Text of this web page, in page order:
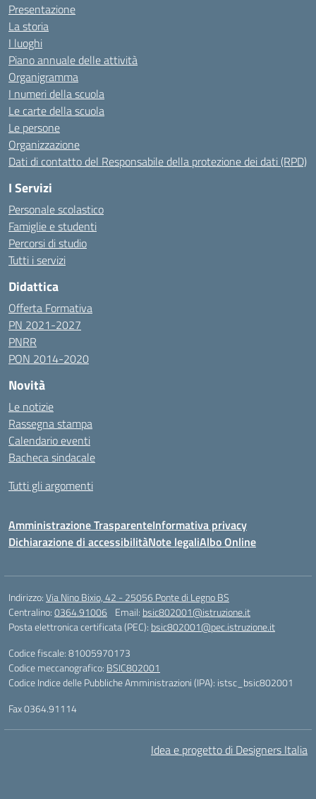
Presentazione
La storia
I luoghi
Piano annuale delle attività
Organigramma
I numeri della scuola
Le carte della scuola
Le persone
Organizzazione
Dati di contatto del Responsabile della protezione dei dati (RPD)
I Servizi
Personale scolastico
Famiglie e studenti
Percorsi di studio
Tutti i servizi
Didattica
Offerta Formativa
PN 2021-2027
PNRR
PON 2014-2020
Novità
Le notizie
Rassegna stampa
Calendario eventi
Bacheca sindacale
Tutti gli argomenti
Amministrazione TrasparenteInformativa privacy
Dichiarazione di accessibilitàNote legaliAlbo Online
Indirizzo:Via Nino Bixio, 42 - 25056 Ponte di Legno BS
Centralino:0364.91006 Email: bsic802001@istruzione.it
Posta elettronica certificata (PEC): bsic802001@pec.istruzione.it
Codice fiscale: 81005970173
Codice meccanografico: BSIC802001
Codice Indice delle Pubbliche Amministrazioni (IPA): istsc_bsic802001
Fax 0364.91114
Idea e progetto di Designers Italia